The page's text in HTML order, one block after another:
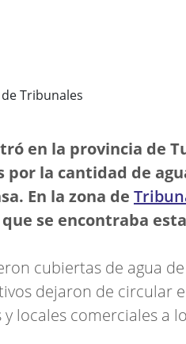
en la provincia de
la cantidad de
En la zona de
que se encontraba
cubiertas de agua
dejaron de circular
locales comerciales a